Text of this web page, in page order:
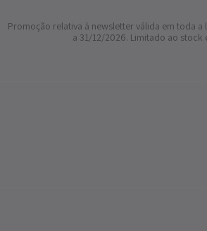
Promoção relativa à newsletter válida em toda
a 31/12/2026. Limitado ao stock